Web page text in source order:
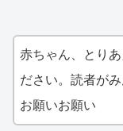
赤ちゃん、とり
ださい。読者が
お願いお願い